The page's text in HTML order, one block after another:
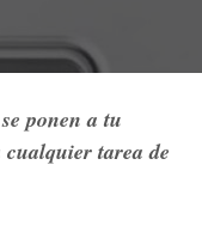
ponen a tu
tarea de